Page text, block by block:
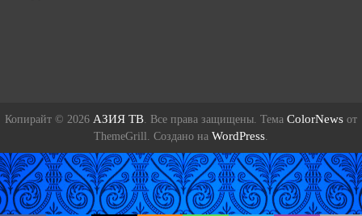
Копирайт © 2026 АЗИЯ ТВ . Все права защищены. Тема ColorNews от
ThemeGrill. Создано на WordPress